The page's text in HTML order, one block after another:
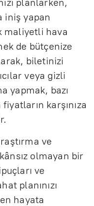
planlarken,
iniş yapan
maliyetli hava
de bütçenize
biletinizi
veya gizli
yapmak, bazı
karşınıza
ve
olmayan bir
ve
planınızı
hayata